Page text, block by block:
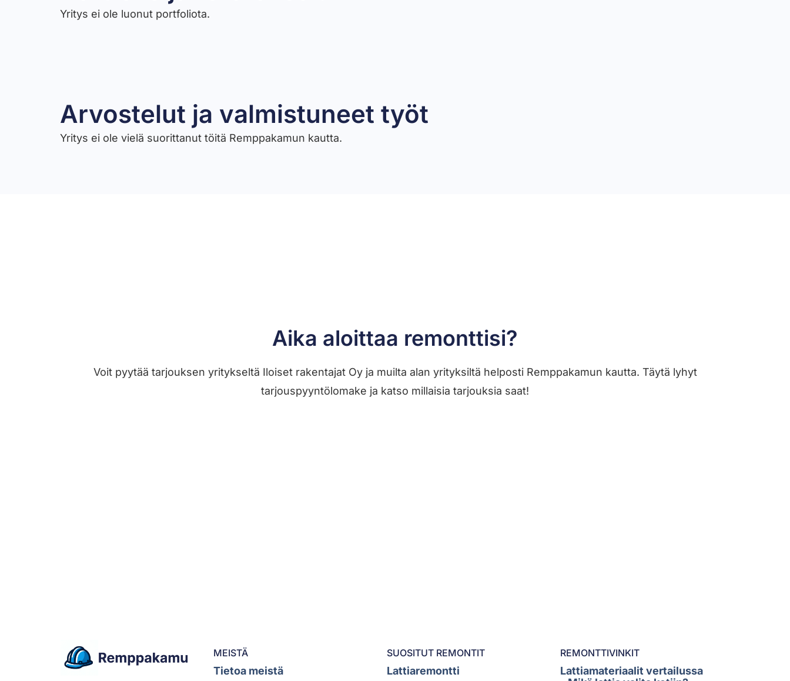
Yritys ei ole luonut portfoliota.
Arvostelut ja valmistuneet työt​
Yritys ei ole vielä suorittanut töitä Remppakamun kautta.
Aika aloittaa remonttisi?
Voit pyytää tarjouksen yritykseltä Iloiset rakentajat Oy ja muilta alan yrityksiltä helposti Remppakamun kautta. Täytä lyhyt
tarjouspyyntölomake ja katso millaisia tarjouksia saat!
MEISTÄ
Tietoa meistä
SUOSITUT REMONTIT
Lattiaremontti
REMONTTIVINKIT
Lattiamateriaalit vertailussa